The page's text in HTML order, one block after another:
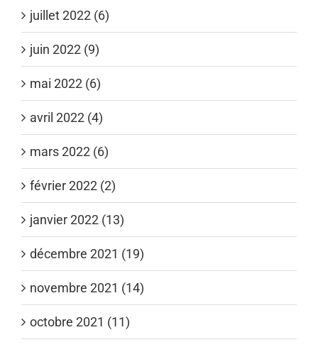
juillet 2022 (6)
juin 2022 (9)
mai 2022 (6)
avril 2022 (4)
mars 2022 (6)
février 2022 (2)
janvier 2022 (13)
décembre 2021 (19)
novembre 2021 (14)
octobre 2021 (11)